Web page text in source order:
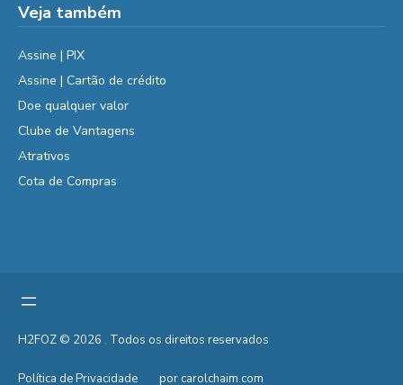
Veja também
Assine | PIX
Assine | Cartão de crédito
Doe qualquer valor
Clube de Vantagens
Atrativos
Cota de Compras
H2FOZ © 2026 . Todos os direitos reservados
Política de Privacidade por carolchaim.com